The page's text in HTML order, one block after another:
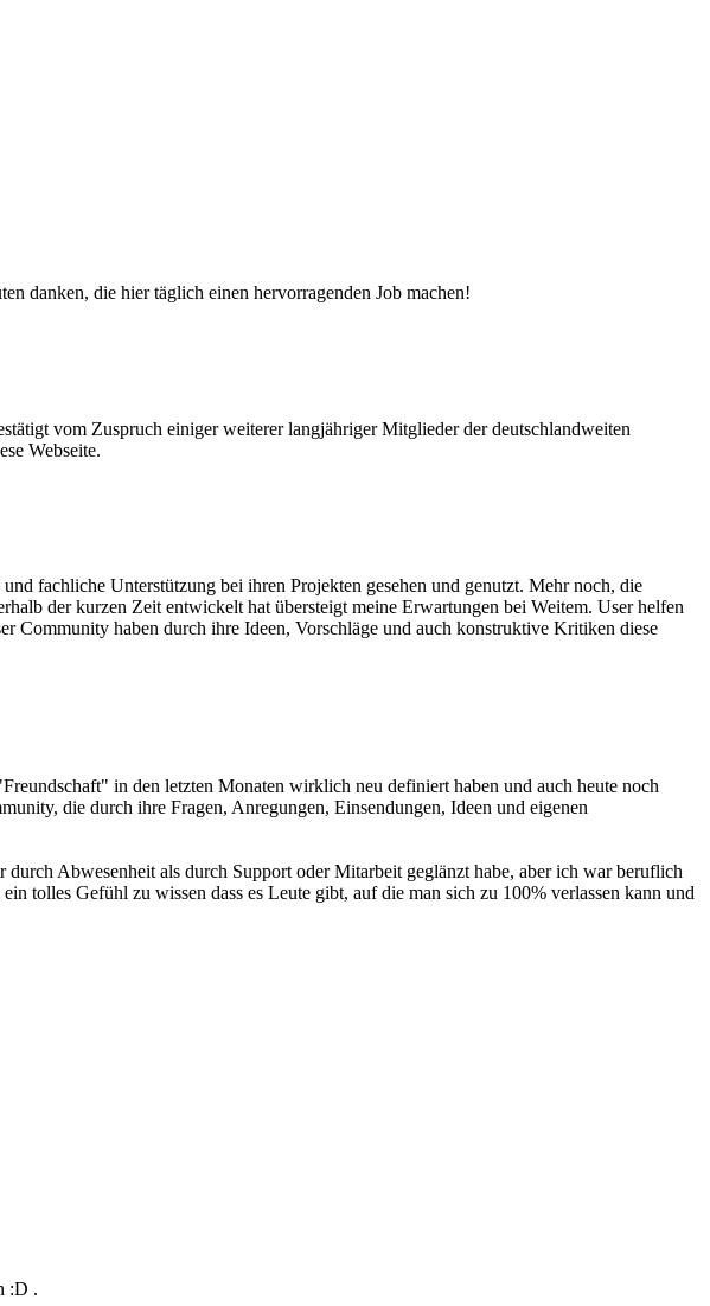
danken, die hier täglich einen hervorragenden Job machen!
vom Zuspruch einiger weiterer langjähriger Mitglieder der deutschlandweiten
Webseite.
fachliche Unterstützung bei ihren Projekten gesehen und genutzt. Mehr noch, die
der kurzen Zeit entwickelt hat übersteigt meine Erwartungen bei Weitem. User helfen
Community haben durch ihre Ideen, Vorschläge und auch konstruktive Kritiken diese
in den letzten Monaten wirklich neu definiert haben und auch heute noch
die durch ihre Fragen, Anregungen, Einsendungen, Ideen und eigenen
Abwesenheit als durch Support oder Mitarbeit geglänzt habe, aber ich war beruflich
tolles Gefühl zu wissen dass es Leute gibt, auf die man sich zu 100% verlassen kann und
:D .